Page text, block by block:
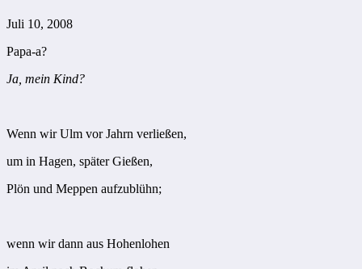
Juli 10, 2008
Papa-a?
Ja, mein Kind?
Wenn wir Ulm vor Jahrn verließen,
um in Hagen, später Gießen,
Plön und Meppen aufzublühn;
wenn wir dann aus Hohenlohen